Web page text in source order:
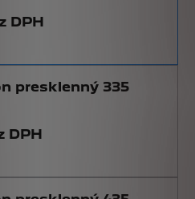
DPH
presklenný 335
DPH